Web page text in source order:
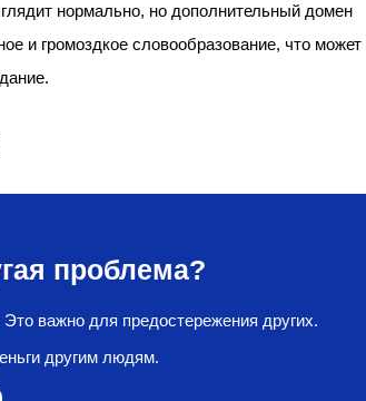
нормально, но дополнительный домен
и громоздкое словообразование, что может
проблема?
важно для предостережения других.
другим людям.